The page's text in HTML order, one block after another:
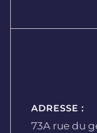
ADRESSE :
73A rue du